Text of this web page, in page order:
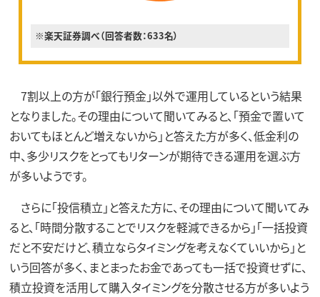
※楽天証券調べ（回答者数：633名）
7割以上の方が「銀行預金」以外で運用しているという結果
となりました。その理由について聞いてみると、「預金で置いて
おいてもほとんど増えないから」と答えた方が多く、低金利の
中、多少リスクをとってもリターンが期待できる運用を選ぶ方
が多いようです。
さらに「投信積立」と答えた方に、その理由について聞いてみ
ると、「時間分散することでリスクを軽減できるから」「一括投資
だと不安だけど、積立ならタイミングを考えなくていいから」と
いう回答が多く、まとまったお金であっても一括で投資せずに、
積立投資を活用して購入タイミングを分散させる方が多いよう